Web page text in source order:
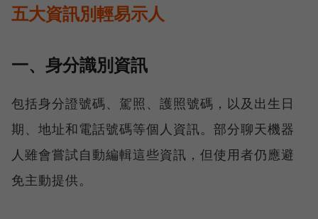
五大資訊別輕易示人
一、身分識別資訊
包括身分證號碼、駕照、護照號碼，以及出生日
期、地址和電話號碼等個人資訊。部分聊天機器
人雖會嘗試自動編輯這些資訊，但使用者仍應避
免主動提供。